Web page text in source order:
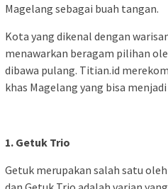
Magelang sebagai buah tangan.
Kota yang dikenal dengan
menawarkan beragam pilihan
dibawa pulang. Titian.id
khas Magelang yang bisa
1. Getuk Trio
Getuk merupakan salah satu